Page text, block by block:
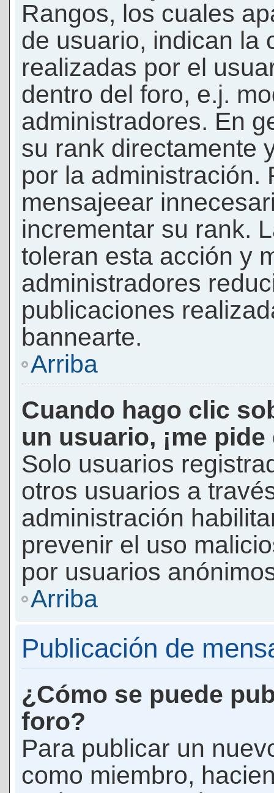
Rangos, los cuales
de usuario, indican la
realizadas por el
dentro del foro, e.j.
administradores. En
su rank directamente
por la administración.
mensajeear
incrementar su rank.
toleran esta acción y
administradores
publicaciones
bannearte.
Arriba
Cuando hago clic
un usuario, ¡me
Solo usuarios
otros usuarios a
administración
prevenir el uso
por usuarios
Arriba
Publicación de
¿Cómo se puede
foro?
Para publicar un
como miembro,